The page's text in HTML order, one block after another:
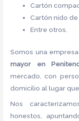
Cartón
Cartón nido
Entre otros.
Somos una
mayor en
mercado, con
domicilio al lugar
Nos
honestos,